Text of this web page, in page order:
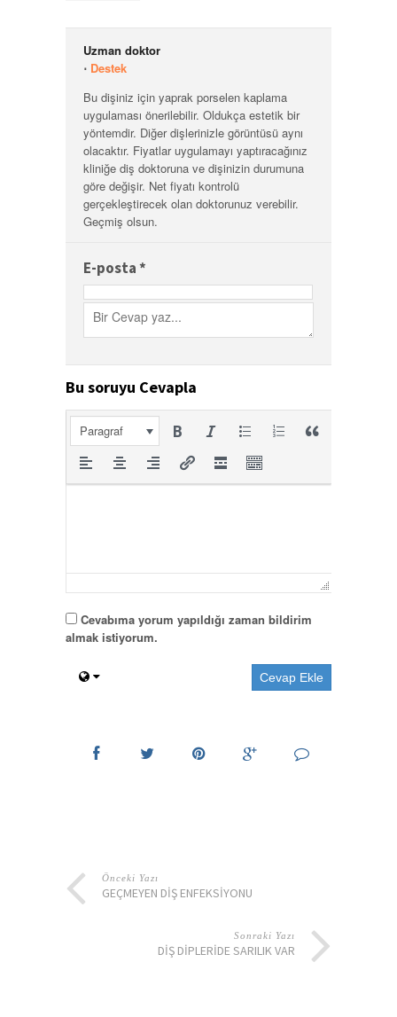
Uzman doktor
⋅ Destek
Bu dişiniz için yaprak porselen kaplama
uygulaması önerilebilir. Oldukça estetik bir
yöntemdir. Diğer dişlerinizle görüntüsü aynı
olacaktır. Fiyatlar uygulamayı yaptıracağınız
kliniğe diş doktoruna ve dişinizin durumuna
göre değişir. Net fiyatı kontrolü
gerçekleştirecek olan doktorunuz verebilir.
Geçmiş olsun.
E-posta*
Bu soruyu Cevapla
Paragraf
Cevabıma yorum yapıldığı zaman bildirim
almak istiyorum.
Önceki Yazı
GEÇMEYEN DIŞ ENFEKSIYONU
Sonraki Yazı
DIŞ DIPLERIDE SARILIK VAR